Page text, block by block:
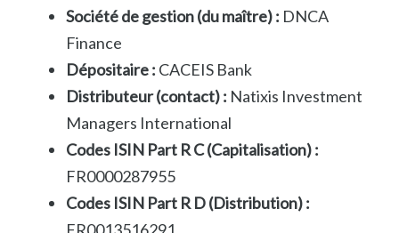
Société de gestion (du maître) : DNCA
Finance
Dépositaire : CACEIS Bank
Distributeur (contact) : Natixis Investment
Managers International
Codes ISIN Part R C (Capitalisation) :
FR0000287955
Codes ISIN Part R D (Distribution) :